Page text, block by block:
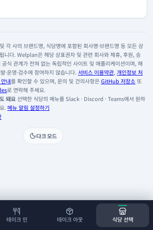
테이크 인 테이크 아웃 식당 선택
각 사의 브랜드명, 식당명에 포함된 회사명·브랜드명 등 모든 상
니다. Welplan은 해당 상표권자 및 관련 회사와 제휴, 후원, 승
식 관계가 전혀 없는 독립적인 사이트 및 애플리케이션이며, 해
·운영·검수에 참여하지 않습니다. 서비스 이용약관, 개인정보 처
내를 확인할 수 있으며, 문의 및 건의사항은GitHub 저장소 또
로 연락해 주세요.
돼요선택한 식당의 메뉴를 Slack · Discord · Teams에서 원하
. 메뉴 알림 설정하기
다크 모드